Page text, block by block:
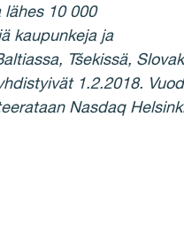
10 000
kaupunkeja ja
Tšekissä,
1.2.2018.
Nasdaq